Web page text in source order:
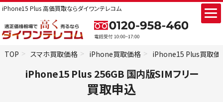
iPhone15 Plus 高価買取ならダイワンテレコム
TOP スマホ買取価格 iPhone買取価格 iPhone15 Plus買取価
iPhone15 Plus 256GB 国内版SIMフリー
買取申込